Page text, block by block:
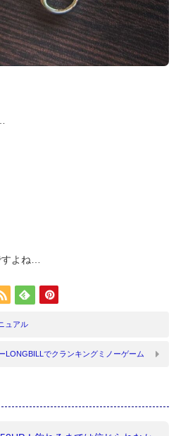
よね…
ュアル
LONGBILLでクランキングミノーゲーム